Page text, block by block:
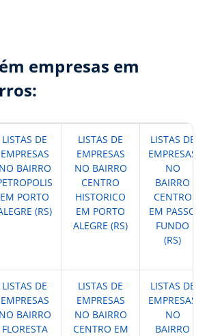
empresas em
LISTAS DE
EMPRESAS
NO BAIRRO
EM PORTO
(RS)
LISTAS DE
EMPRESAS
NO BAIRRO
CENTRO
HISTORICO
EM PORTO
ALEGRE (RS)
LISTAS DE
EMPRESAS
NO
BAIRRO
CENTRO
EM PASSO
FUNDO
(RS)
LISTAS DE
EMPRESAS
NO BAIRRO
FLORESTA
LISTAS DE
EMPRESAS
NO BAIRRO
CENTRO EM
LISTAS DE
EMPRESAS
NO
BAIRRO